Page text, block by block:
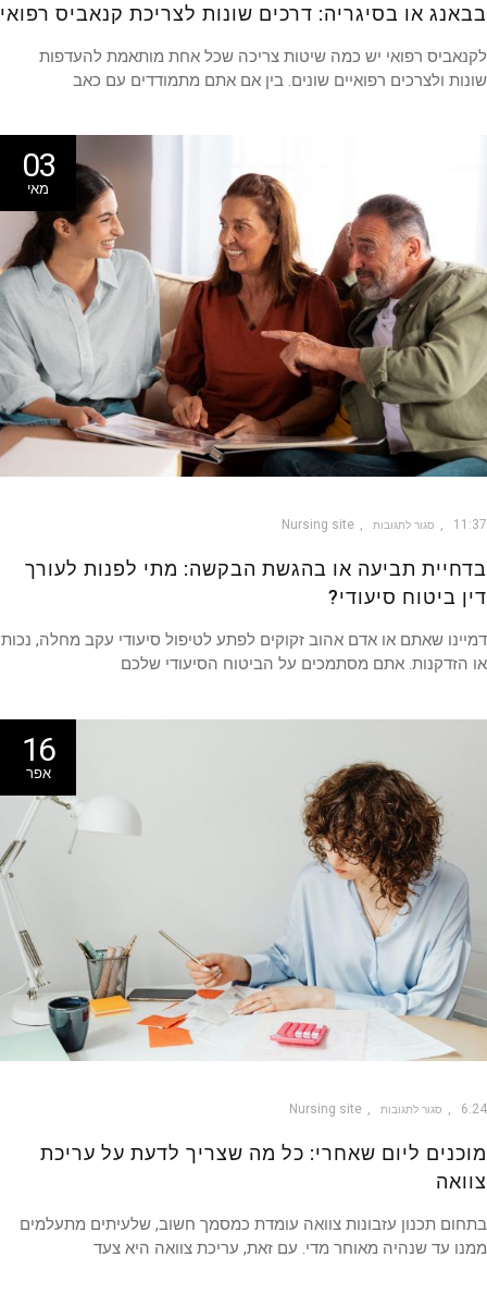
או בסיגריה: דרכים שונות לצריכת קנאביס רפואי
רפואי יש כמה שיטות צריכה שכל אחת מותאמת להעדפות
ולצרכים רפואיים שונים. בין אם אתם מתמודדים עם כאב
03
מאי
סגור לתגובות Nursing site
תביעה או בהגשת הבקשה: מתי לפנות לעורך
ביטוח סיעודי?
שאתם או אדם אהוב זקוקים לפתע לטיפול סיעודי עקב מחלה, נכות
הזדקנות. אתם מסתמכים על הביטוח הסיעודי שלכם
16
אפר
סגור לתגובות Nursing site
ליום שאחרי: כל מה שצריך לדעת על עריכת
תכנון עזבונות צוואה עומדת כמסמך חשוב, שלעיתים מתעלמים
עד שנהיה מאוחר מדי. עם זאת, עריכת צוואה היא צעד